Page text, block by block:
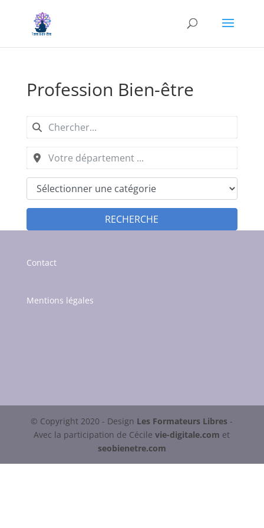
Profession Bien-être
RECHERCHE
Contact
Mentions légales
© Copyright 2020 - Design Les Formateurs Libres -
Avec la participation de Cécilevie-digitale.com et
seobienetre.com